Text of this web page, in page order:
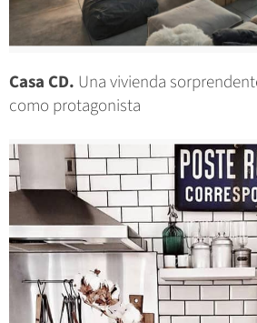
Casa CD. Una vivienda
como protagonista